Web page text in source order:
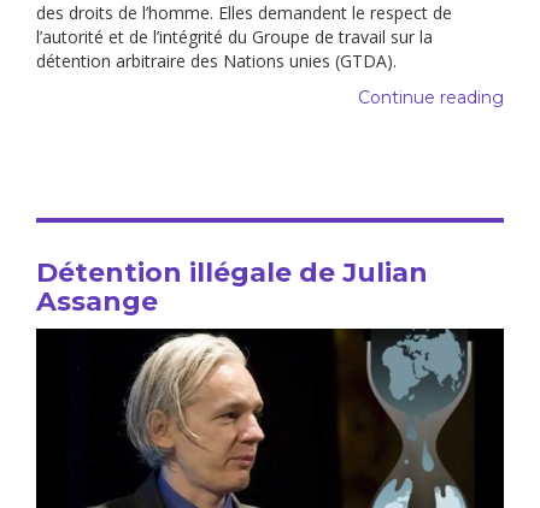
des droits de l’homme. Elles demandent le respect de
l’autorité et de l’intégrité du Groupe de travail sur la
détention arbitraire des Nations unies (GTDA).
Continue reading
Détention illégale de Julian
Assange